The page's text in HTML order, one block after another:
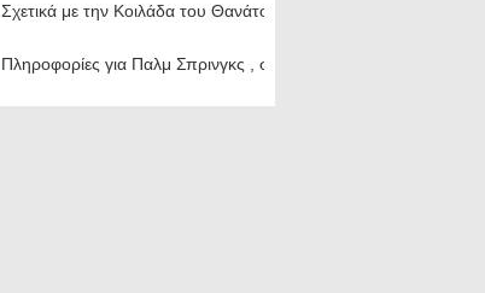
Σχετικά με την Κοιλάδα του Θανάτου στην Καλιφόρνια
Πληροφορίες για Παλμ Σπρινγκς , στην Καλιφόρνια